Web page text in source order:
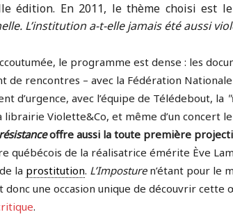
édition. En 2011, le thème choisi est
L’institution a-t-elle jamais été aussi
le programme est dense : les
de rencontres – avec la Fédération
d’urgence, avec l’équipe de Télédebout, la
librairie Violette&Co, et même d’un concert
offre aussi la toute première
québécois de la réalisatrice émérite Ève
la prostitution. L’Imposturen’étant pour le
donc une occasion unique de découvrir
.